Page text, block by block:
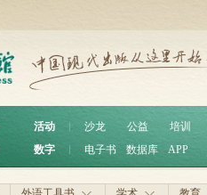
活动 沙龙 公益
培训
数字
电子书 数据库 APP